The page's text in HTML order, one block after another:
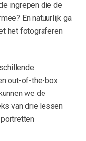
ingrepen die de
En natuurlijk ga
het fotograferen
out-of-the-box
we de
van drie lessen